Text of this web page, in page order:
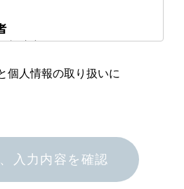
担当役員
0375
社が取得した個人情報は、
などのご依頼の対応のため
個人情報の取り扱いに
入力内容を確認